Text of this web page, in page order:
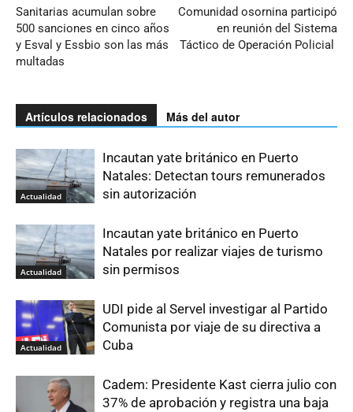
Sanitarias acumulan sobre
500 sanciones en cinco años
y Esval y Essbio son las más
multadas
Comunidad osornina participó
en reunión del Sistema
Táctico de Operación Policial
Artículos relacionados Más del autor
Actualidad
Incautan yate británico en Puerto
Natales: Detectan tours remunerados
sin autorización
Actualidad
Incautan yate británico en Puerto
Natales por realizar viajes de turismo
sin permisos
Actualidad
UDI pide al Servel investigar al Partido
Comunista por viaje de su directiva a
Cuba
Cadem: Presidente Kast cierra julio con
37% de aprobación y registra una baja